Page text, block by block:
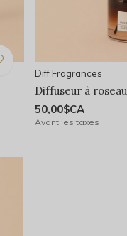
Diff Fragrances
Diffuseur à
50,00$CA
Avant les taxes